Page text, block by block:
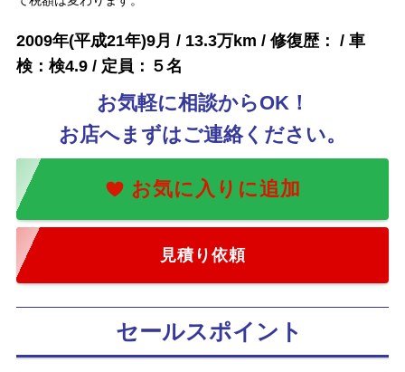
2009年(平成21年)9月 / 13.3万km / 修復歴： / 車
検：検4.9 / 定員：５名
お気軽に相談からOK！
お店へまずはご連絡ください。
見積り依頼
セールスポイント